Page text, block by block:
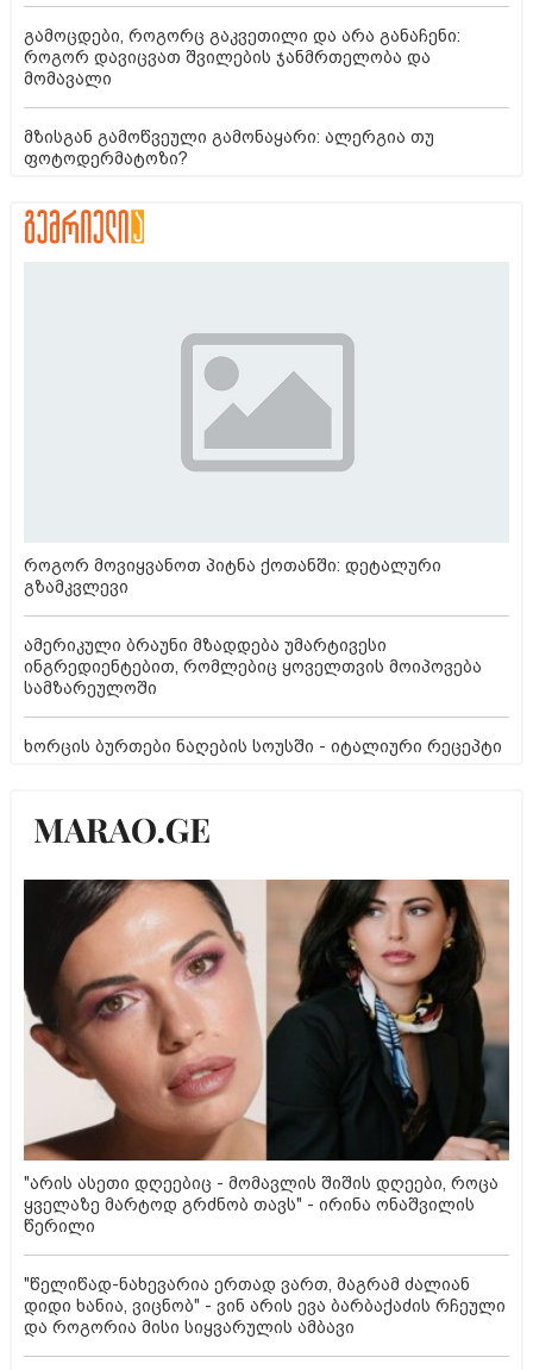
გამოცდები, როგორც გაკვეთილი და არა განაჩენი:
როგორ დავიცვათ შვილების ჯანმრთელობა და
მომავალი
მზისგან გამოწვეული გამონაყარი: ალერგია თუ
ფოტოდერმატოზი?
როგორ მოვიყვანოთ პიტნა ქოთანში: დეტალური
გზამკვლევი
ამერიკული ბრაუნი მზადდება უმარტივესი
ინგრედიენტებით, რომლებიც ყოველთვის მოიპოვება
სამზარეულოში
ხორცის ბურთები ნაღების სოუსში - იტალიური რეცეპტი
"არის ასეთი დღეებიც - მომავლის შიშის დღეები, როცა
ყველაზე მარტოდ გრძნობ თავს" - ირინა ონაშვილის
წერილი
"წელიწად-ნახევარია ერთად ვართ, მაგრამ ძალიან
დიდი ხანია, ვიცნობ" - ვინ არის ევა ბარბაქაძის რჩეული
და როგორია მისი სიყვარულის ამბავი